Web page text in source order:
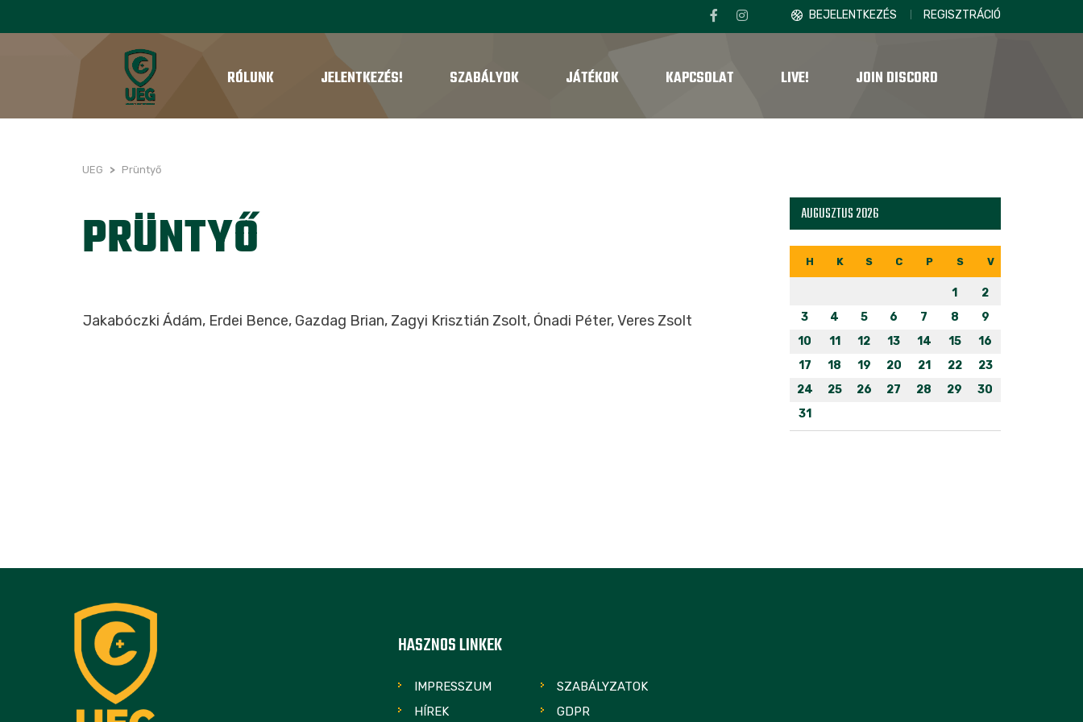
BEJELENTKEZÉS REGISZTRÁCIÓ
RÓLUNK JELENTKEZÉS! SZABÁLYOK JÁTÉKOK KAPCSOLAT LIVE! JOIN DISCORD
UEG > Prüntyő
PRÜNTYŐ
Jakabóczki Ádám, Erdei Bence, Gazdag Brian, Zagyi Krisztián Zsolt, Ónadi Péter, Veres Zsolt
AUGUSZTUS 2026
H K S C P S V
1
2
3
4 5 6 7 8
9
10
11 12 13 14 15
16
17
18 19 20 21 22
23
24
25 26 27 28 29
30
31
HASZNOS LINKEK
IMPRESSZUM
SZABÁLYZATOK
HÍREK
GDPR